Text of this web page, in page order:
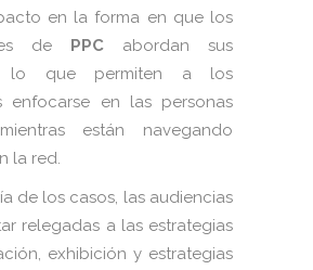
en la forma en que los
de PPC abordan sus
lo que permiten a los
enfocarse en las personas
están navegando
la red.
de los casos, las audiencias
relegadas a las estrategias
exhibición y estrategias